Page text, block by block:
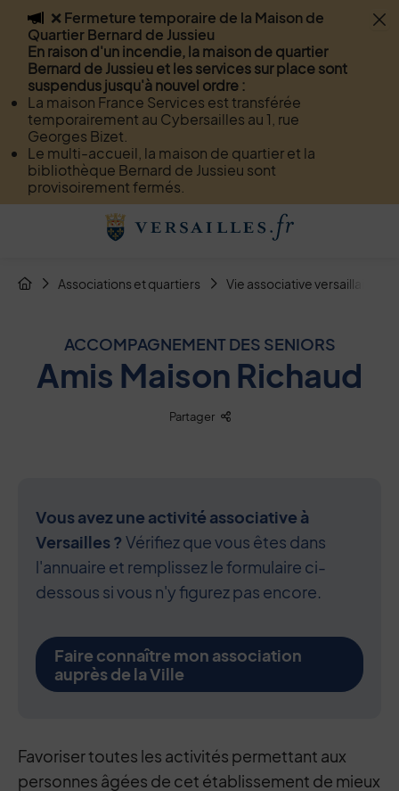
Flash info
❌ Fermeture temporaire de la Maison de
Quartier Bernard de Jussieu
En raison d'un incendie, la maison de quartier
Bernard de Jussieu et les services sur place sont
suspendus jusqu'à nouvel ordre :
La maison France Services est transférée
temporairement au Cybersailles au 1, rue
Georges Bizet.
Le multi-accueil, la maison de quartier et la
bibliothèque Bernard de Jussieu sont
provisoirement fermés.
Menu de raccourcis
Menu
Recherche
Page de contact
Contenu
Retour à l'accueil
Fil d'Arianne de la page
Page d'accueil du site
Associations et quartiers Vie associative versaillaise
ACCOMPAGNEMENT DES SENIORS
Amis Maison Richaud
Partager Liste des liens de partage
Vous avez une activité associative à
Versailles ? Vérifiez que vous êtes dans
l'annuaire et remplissez le formulaire ci-
dessous si vous n'y figurez pas encore.
Faire connaître mon association
auprès de la Ville
Contenu de la fiche d'annuaire
Favoriser toutes les activités permettant aux
personnes âgées de cet établissement de mieux